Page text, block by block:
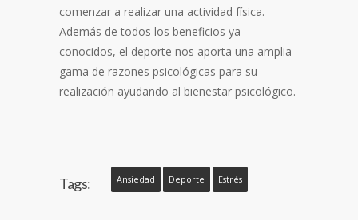
comenzar a realizar una actividad física.
Además de todos los beneficios ya
conocidos, el deporte nos aporta una amplia
gama de razones psicológicas para su
realización ayudando al bienestar psicológico.
Tags: Ansiedad Deporte Estrés